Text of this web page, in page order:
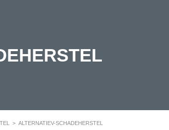
> ALTERNATIEV-SCHADEHERSTEL